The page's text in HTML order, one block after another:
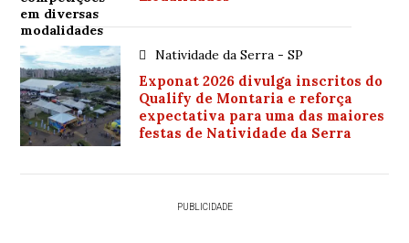
Natividade da Serra - SP
Exponat 2026 divulga inscritos do
Qualify de Montaria e reforça
expectativa para uma das maiores
festas de Natividade da Serra
PUBLICIDADE